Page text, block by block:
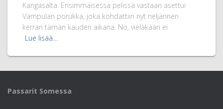
Kangasalta. Ensimmäisessä pelissä vastaan asettui
Vampulan porukka, joka kohdattiin nyt neljännen
kerran tämän kauden aikana. No, vieläkään ei
Lue lisää…
Passarit Somessa